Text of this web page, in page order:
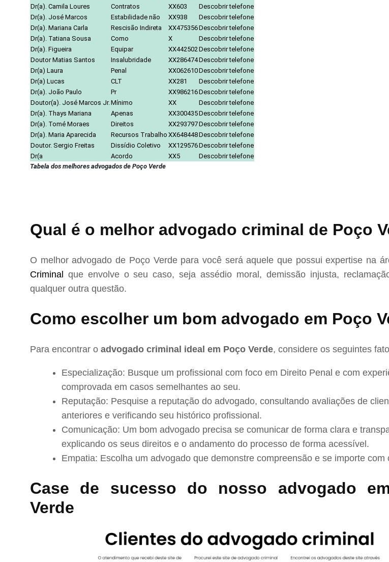
Dr(a). Camila Loures
Contratos XX603
Descobrir telefone
Dr(a). José Marcos
Estabilidade não XX938
Descobrir telefone
Dr(a). Mariana Carla
Rescisão Indireta XX475356Descobrir telefone
Dr(a). Tatiana Sousa
Como X
Descobrir telefone
Dr(a). Figueira
Equipar XX442502 Descobrir telefone
Doutor Matias Santos
Insalubridade XX286474Descobrir telefone
Dr(a) Laura
Penal XX062610Descobrir telefone
Dr(a) Lucas
CLT XX281
Descobrir telefone
Dr(a). João Paulo
Pr XX986216Descobrir telefone
Doutor(a). José Marcos Jr. Mínimo XX
Descobrir telefone
Dr(a). Thays Mariana
Apenas XX300435Descobrir telefone
Dr(a). Tomé Moraes
Direitos XX293797Descobrir telefone
Dr(a). Maria Aparecida
Recursos Trabalho XX648448Descobrir telefone
Doutor. Sergio Freitas
Dissídio Coletivo XX129576Descobrir telefone
Dr(a
Acordo XX5
Descobrir telefone
Tabela dos melhores advogados de Poço Verde
Qual é o melhor advogado criminal de Poço
O melhor advogado de Poço Verde para você será aquele que possui expertise na
Criminal que envolve o seu caso, seja assédio moral, demissão injusta,
qualquer outra questão.
Como escolher um bom advogado em Poço
Para encontrar o advogado criminal ideal em Poço Verde, considere os seguintes
Especialização: Busque um profissional com foco em Direito Penal e com
comprovada em casos semelhantes ao seu.
Reputação: Pesquise a reputação do advogado, consultando avaliações de
anteriores e verificando seu histórico profissional.
Comunicação: Um bom advogado precisa se comunicar de forma clara e
explicando os seus direitos e o andamento do processo de forma acessível.
Empatia: Escolha um advogado que demonstre compreensão e se importe com
Case de sucesso do nosso advogado
Verde